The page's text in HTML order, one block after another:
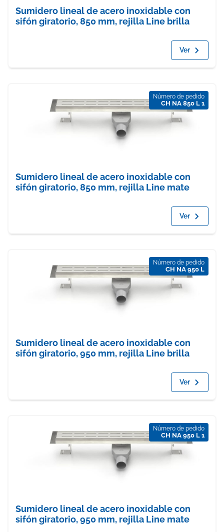
Sumidero lineal de acero inoxidable con
sifón giratorio, 850 mm, rejilla Line brilla
Ver
Número de pedido
CH NA 850 L 1
Sumidero lineal de acero inoxidable con
sifón giratorio, 850 mm, rejilla Line mate
Ver
Número de pedido
CH NA 950 L
Sumidero lineal de acero inoxidable con
sifón giratorio, 950 mm, rejilla Line brilla
Ver
Número de pedido
CH NA 950 L 1
Sumidero lineal de acero inoxidable con
sifón giratorio, 950 mm, rejilla Line mate